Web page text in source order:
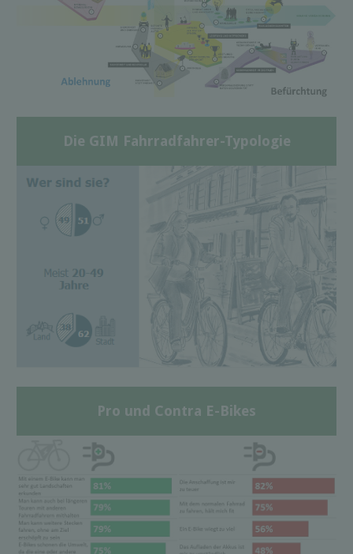
Die GIM Fahrradfahrer-Typologie
Pro und Contra E-Bikes